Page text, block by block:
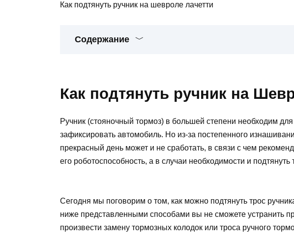
Как подтянуть ручник на шевроле лачетти
Содержание
Как подтянуть ручник на
Ручник (стояночный тормоз) в большей степени необходим
зафиксировать автомобиль. Но из-за постепенного
прекрасный день может и не сработать, в связи с чем
его роботоспособность, а в случаи необходимости и подтянуть
Сегодня мы поговорим о том, как можно подтянуть трос
ниже представленными способами вы не сможете устранить
произвести замену тормозных колодок или троса ручного